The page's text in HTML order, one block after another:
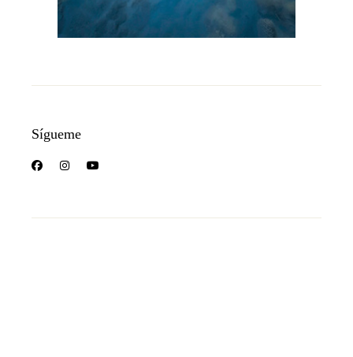
Sígueme